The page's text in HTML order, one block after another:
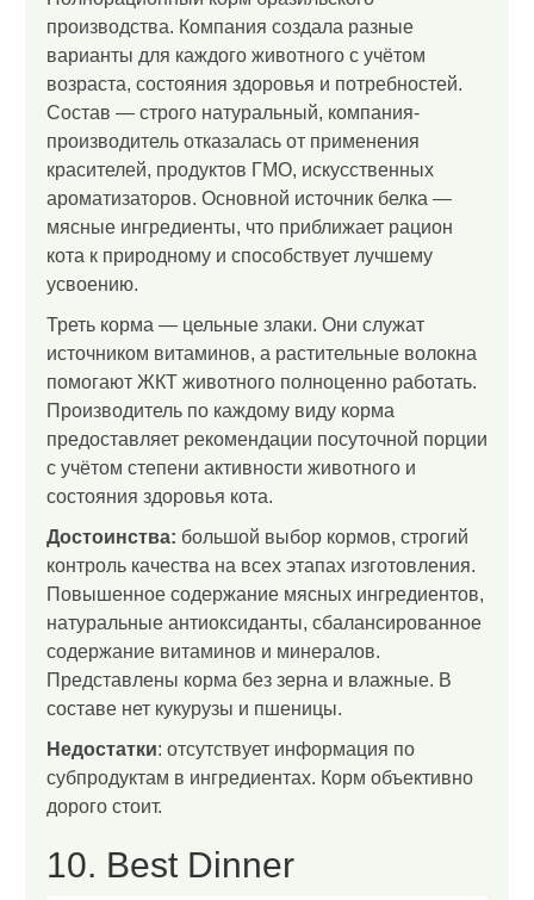
производства. Компания создала разные
варианты для каждого животного с учётом
возраста, состояния здоровья и потребностей.
Состав — строго натуральный, компания-
производитель отказалась от применения
красителей, продуктов ГМО, искусственных
ароматизаторов. Основной источник белка —
мясные ингредиенты, что приближает рацион
кота к природному и способствует лучшему
усвоению.
Треть корма — цельные злаки. Они служат
источником витаминов, а растительные волокна
помогают ЖКТ животного полноценно работать.
Производитель по каждому виду корма
предоставляет рекомендации посуточной порции
с учётом степени активности животного и
состояния здоровья кота.
Достоинства: большой выбор кормов, строгий
контроль качества на всех этапах изготовления.
Повышенное содержание мясных ингредиентов,
натуральные антиоксиданты, сбалансированное
содержание витаминов и минералов.
Представлены корма без зерна и влажные. В
составе нет кукурузы и пшеницы.
Недостатки: отсутствует информация по
субпродуктам в ингредиентах. Корм объективно
дорого стоит.
10. Best Dinner